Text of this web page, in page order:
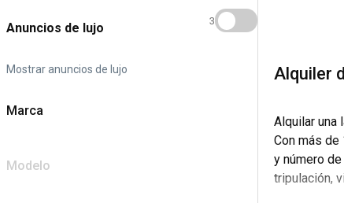
Anuncios de lujo
Mostrar anuncios de lujo
3
Marca
Modelo
Alquiler
Alquilar una
Con más
y número
tripulación,